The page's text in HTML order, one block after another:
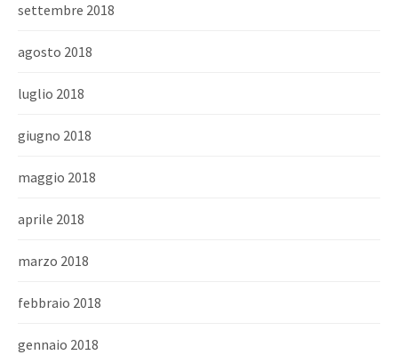
settembre 2018
agosto 2018
luglio 2018
giugno 2018
maggio 2018
aprile 2018
marzo 2018
febbraio 2018
gennaio 2018